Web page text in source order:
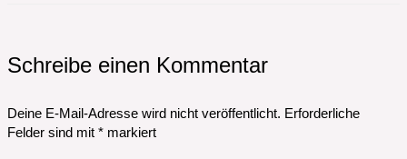
Schreibe einen Kommentar
Deine E-Mail-Adresse wird nicht veröffentlicht. Erforderliche
Felder sind mit * markiert